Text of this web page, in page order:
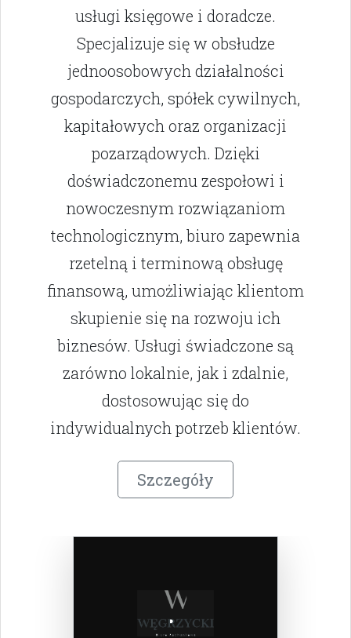
usługi księgowe i doradcze.
Specjalizuje się w obsłudze
jednoosobowych działalności
gospodarczych, spółek cywilnych,
kapitałowych oraz organizacji
pozarządowych. Dzięki
doświadczonemu zespołowi i
nowoczesnym rozwiązaniom
technologicznym, biuro zapewnia
rzetelną i terminową obsługę
finansową, umożliwiając klientom
skupienie się na rozwoju ich
biznesów. Usługi świadczone są
zarówno lokalnie, jak i zdalnie,
dostosowując się do
indywidualnych potrzeb klientów.
Szczegóły